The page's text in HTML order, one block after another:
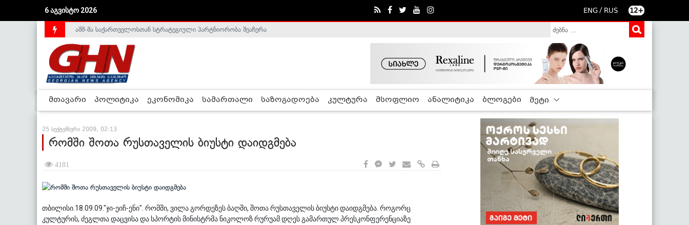
6 აგვისტო 2026 ENG / RUS 12+
საქართველოს დე-ფაქტო მთავრობა არალეგიტიმურია - ჰელსინკის კომისია
აშშ-მა საქართველოსთან სტრატეგიული პარტნიორობა შეაჩერა
მთავარი პოლიტიკა ეკონომიკა სამართალი საზოგადოება კულტურა მსოფლიო ანალიტიკა ბლოგები მეტი
25 სექტემბერი 2009, 02:13
რომში შოთა რუსთაველის ბიუსტი დაიდგმება
4181
თბილისი.18.09.09."ჯი-ეიჩ-ენი". რომში, ვილა გორდეზეს ბაღში, შოთა რუსთაველის ბიუსტი დაიდგმება. როგორც
კულტურის, ძეგლთა დაცვისა და სპორტის მინისტრმა ნიკოლოზ რურუამ დღეს გამართულ პრესკონფერენციაზე